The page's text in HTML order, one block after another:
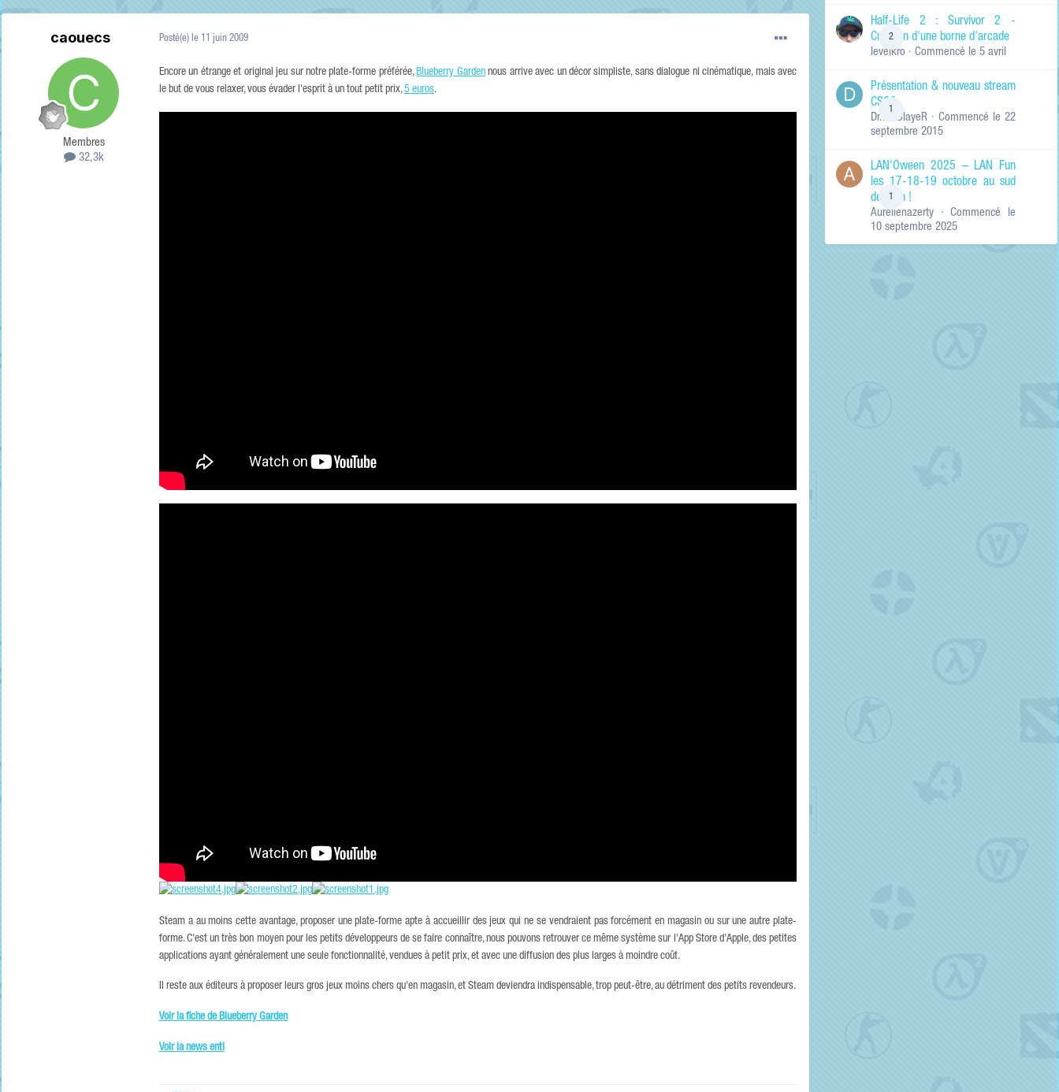
RECHERCHER LES
Titres et corps
Titres des
uniquement
caouecs
Membres
32,3k
Posté(e) le 11 juin 2009
Encore un étrange et original jeu sur notre plate-forme préférée,Blueberry Gardennous arrive avec un décor simpliste, sans dialogue ni cinématique, mais avec
le but de vous relaxer, vous évader l'esprit à un tout petit prix,5 euros.
Steam a au moins cette avantage, proposer une plate-forme apte à accueillir des jeux qui ne se vendraient pas forcément en magasin ou sur une autre plate-
forme. C'est un très bon moyen pour les petits développeurs de se faire connaître, nous pouvons retrouver ce même système sur l'App Store d'Apple, des petites
applications ayant généralement une seule fonctionnalité, vendues à petit prix, et avec une diffusion des plus larges à moindre coût.
Il reste aux éditeurs à proposer leurs gros jeux moins chers qu'en magasin, et Steam deviendra indispensable, trop peut-être, au détriment des petits revendeurs.
Voir la fiche de Blueberry Garden
Voir la news enti
2
Half-Life 2 : Survivor 2 -
Création d'une borne d'arcade
levelkro · Commencé le 5 avril
1
Présentation & nouveau stream
CSGO
Dr.KinSlayeR · Commencé le 22
septembre 2015
1
LAN'Oween 2025 – LAN Fun
les 17-18-19 octobre au sud
de Lyon !
Aurelienazerty · Commencé le
10 septembre 2025